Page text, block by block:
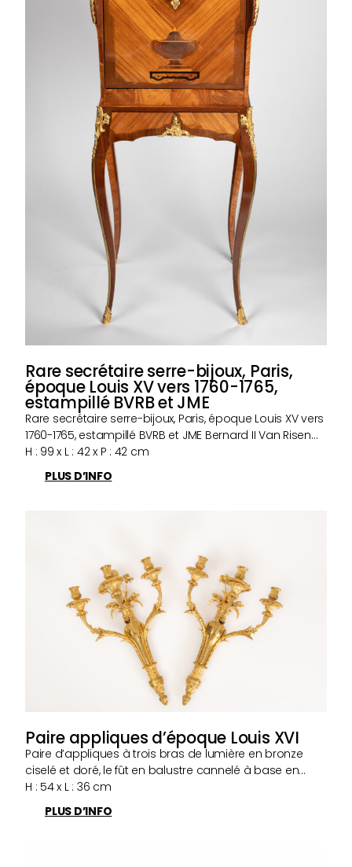
Rare secrétaire serre-bijoux, Paris,
époque Louis XV vers 1760-1765,
estampillé BVRB et JME
Rare secrétaire serre-bijoux, Paris, époque Louis XV vers
1760-1765, estampillé BVRB et JME Bernard II Van Risen…
H : 99 x L : 42 x P : 42 cm
PLUS D’INFO
Paire appliques d’époque Louis XVI
Paire d’appliques à trois bras de lumière en bronze
ciselé et doré, le fût en balustre cannelé à base en…
H : 54 x L : 36 cm
PLUS D’INFO